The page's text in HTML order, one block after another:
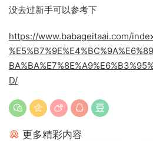
没去过新手可以参考下
https://www.babageitaai.com/
D/
更多精彩内容